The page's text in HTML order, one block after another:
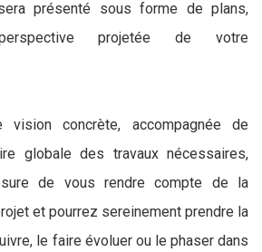
présenté sous forme de plans,
projetée de votre
concrète, accompagnée de
globale des travaux nécessaires,
de vous rendre compte de la
et pourrez sereinement prendre la
le faire évoluer ou le phaser dans